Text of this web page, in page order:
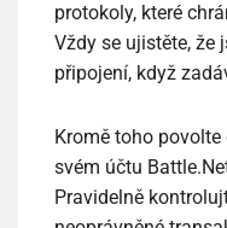
protokoly, které
Vždy se ujistěte, že
připojení, když
Kromě toho
svém účtu
Pravidelně